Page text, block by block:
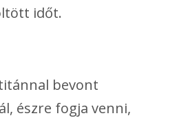
időt.
bevont
észre fogja venni,